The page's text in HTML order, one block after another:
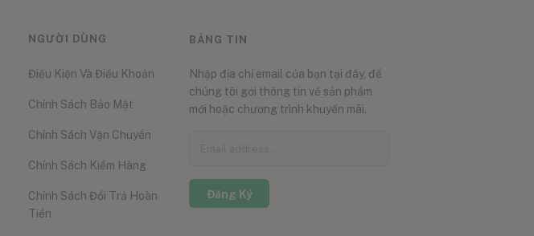
NGƯỜI DÙNG
Điều Kiện Và Điều Khoản
Chính Sách Bảo Mật
Chính Sách Vận Chuyển
Chính Sách Kiểm Hàng
Chính Sách Đổi Trả Hoàn
Tiền
BẢNG TIN
Nhập địa chỉ email của bạn tại đây, để
chúng tôi gởi thông tin về sản phẩm
mới hoặc chương trình khuyến mãi.
Đăng Ký